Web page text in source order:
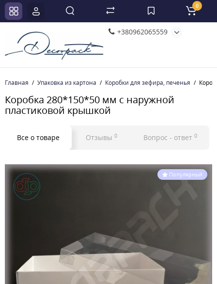
+380962065559
0
Главная Упаковка из картона Коробки для зефира, печенья
Коробка 280*150*50 мм с наружной
пластиковой крышкой
Все о товаре Отзывы 0 Вопрос - ответ 0
Популярный